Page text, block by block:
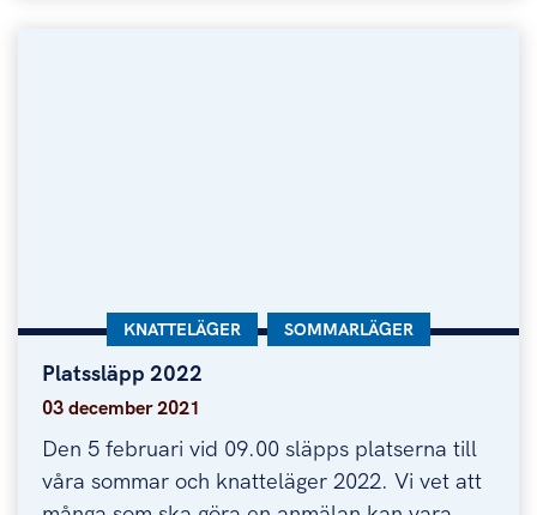
Platssläpp 2022
Platssläpp 2022
KATEGORI:
KNATTELÄGER KATEGORI:
SOMMARLÄGER
03 december 2021
Den 5 februari vid 09.00 släpps platserna till
våra sommar och knatteläger 2022. Vi vet att